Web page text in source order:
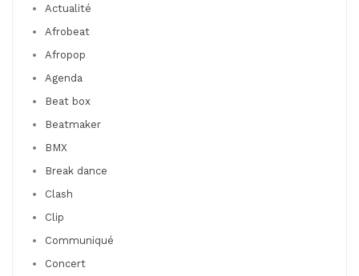
Actualité
Afrobeat
Afropop
Agenda
Beat box
Beatmaker
BMX
Break dance
Clash
Clip
Communiqué
Concert